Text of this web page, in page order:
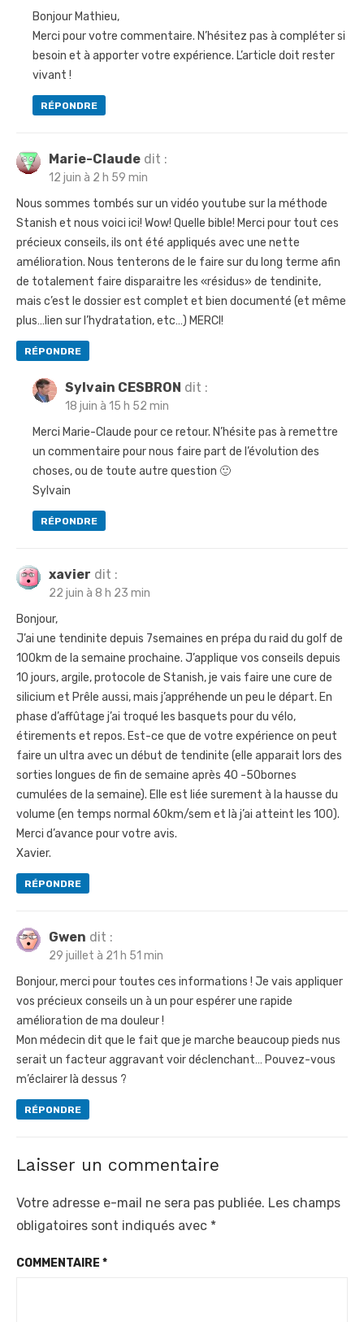
Bonjour Mathieu,
Merci pour votre commentaire. N’hésitez pas à compléter si
besoin et à apporter votre expérience. L’article doit rester
vivant !
RÉPONDRE
Marie-Claude dit :
12 juin à 2 h 59 min
Nous sommes tombés sur un vidéo youtube sur la méthode
Stanish et nous voici ici! Wow! Quelle bible! Merci pour tout ces
précieux conseils, ils ont été appliqués avec une nette
amélioration. Nous tenterons de le faire sur du long terme afin
de totalement faire disparaitre les «résidus» de tendinite,
mais c’est le dossier est complet et bien documenté (et même
plus…lien sur l’hydratation, etc…) MERCI!
RÉPONDRE
Sylvain CESBRON dit :
18 juin à 15 h 52 min
Merci Marie-Claude pour ce retour. N’hésite pas à remettre
un commentaire pour nous faire part de l’évolution des
choses, ou de toute autre question 🙂
Sylvain
RÉPONDRE
xavier dit :
22 juin à 8 h 23 min
Bonjour,
J’ai une tendinite depuis 7semaines en prépa du raid du golf de
100km de la semaine prochaine. J’applique vos conseils depuis
10 jours, argile, protocole de Stanish, je vais faire une cure de
silicium et Prêle aussi, mais j’appréhende un peu le départ. En
phase d’affûtage j’ai troqué les basquets pour du vélo,
étirements et repos. Est-ce que de votre expérience on peut
faire un ultra avec un début de tendinite (elle apparait lors des
sorties longues de fin de semaine après 40 -50bornes
cumulées de la semaine). Elle est liée surement à la hausse du
volume (en temps normal 60km/sem et là j’ai atteint les 100).
Merci d’avance pour votre avis.
Xavier.
RÉPONDRE
Gwen dit :
29 juillet à 21 h 51 min
Bonjour, merci pour toutes ces informations ! Je vais appliquer
vos précieux conseils un à un pour espérer une rapide
amélioration de ma douleur !
Mon médecin dit que le fait que je marche beaucoup pieds nus
serait un facteur aggravant voir déclenchant… Pouvez-vous
m’éclairer là dessus ?
RÉPONDRE
Laisser un commentaire
Votre adresse e-mail ne sera pas publiée. Les champs
obligatoires sont indiqués avec *
COMMENTAIRE *